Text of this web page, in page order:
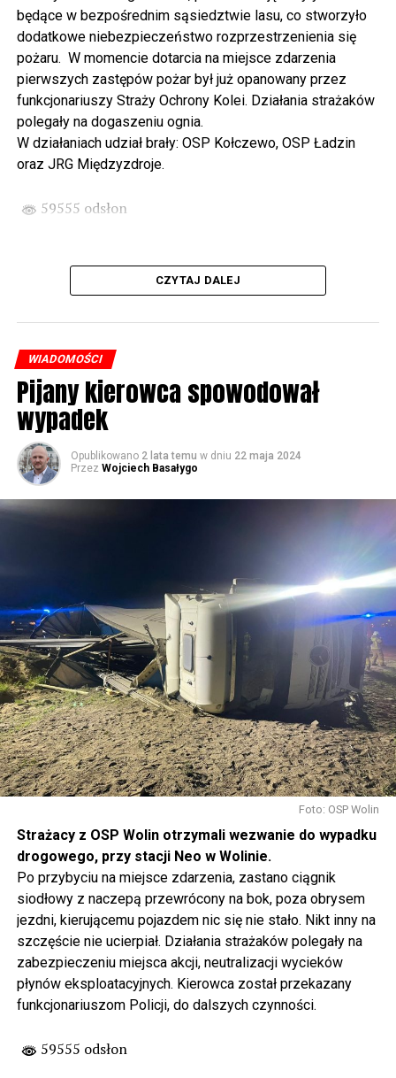
spod biblioteki). O godzinie 19.00 w kolegiacie
wysłuchamy organowego koncertu w wykonaniu
państwa Witkowskich.
Wyjątkowym wydarzeniem będzie koncert w wykonaniu
Kawuś Music Project, podczas którego wysłuchamy
polskich przebojów w jazzowej aranżacji (godz. 20.00
przed biblioteką). Podczas koncertu zaplanowaliśmy dla
Projektów Interreg VI A – Kultura i zrównoważona
turystyka.
(Niemcy), Biblioteka Publiczna Gminy Wolin, Parafia
Rzymskokatolicka w Wolinie
59556 odsłon
będące w bezpośrednim sąsiedztwie lasu, co stworzyło
dodatkowe niebezpieczeństwo rozprzestrzenienia się
pożaru. W momencie dotarcia na miejsce zdarzenia
pierwszych zastępów pożar był już opanowany przez
funkcjonariuszy Straży Ochrony Kolei. Działania strażaków
polegały na dogaszeniu ognia.
W działaniach udział brały: OSP Kołczewo, OSP Ładzin
oraz JRG Międzyzdroje.
59555 odsłon
CZYTAJ DALEJ
WIADOMOŚCI
Pijany kierowca spowodował
wypadek
Opublikowano 2 lata temu w dniu 22 maja 2024
Przez Wojciech Basałygo
Foto: OSP Wolin
Strażacy z OSP Wolin otrzymali wezwanie do wypadku
drogowego, przy stacji Neo w Wolinie.
Po przybyciu na miejsce zdarzenia, zastano ciągnik
siodłowy z naczepą przewrócony na bok, poza obrysem
jezdni, kierującemu pojazdem nic się nie stało. Nikt inny na
szczęście nie ucierpiał. Działania strażaków polegały na
zabezpieczeniu miejsca akcji, neutralizacji wycieków
płynów eksploatacyjnych. Kierowca został przekazany
funkcjonariuszom Policji, do dalszych czynności.
59555 odsłon